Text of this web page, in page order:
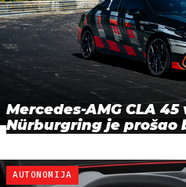
Mercedes-AMG CLA
Nürburgring je prošao
AUTONOMIJA